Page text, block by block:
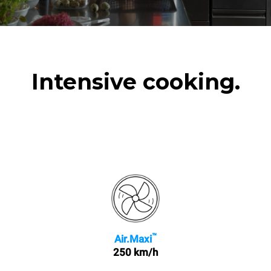
cuissons vapeur
2 heures à four vide à 180
°C
Intensive cooking.
Air.Maxi™
250 km/h